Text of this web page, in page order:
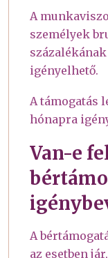
A
személyek
igényelhető.
A támogatás
hónapra
Van-e
A
az esetben